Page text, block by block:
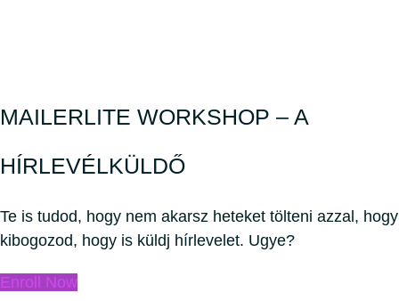
MAILERLITE WORKSHOP – A
HÍRLEVÉLKÜLDŐ
Te is tudod, hogy nem akarsz heteket tölteni azzal, hogy
kibogozod, hogy is küldj hírlevelet. Ugye?
Enroll Now